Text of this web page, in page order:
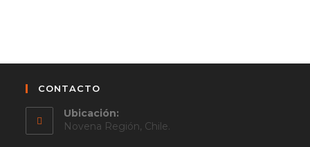
CONTACTO
Ubicación:
Novena Región, Chile.